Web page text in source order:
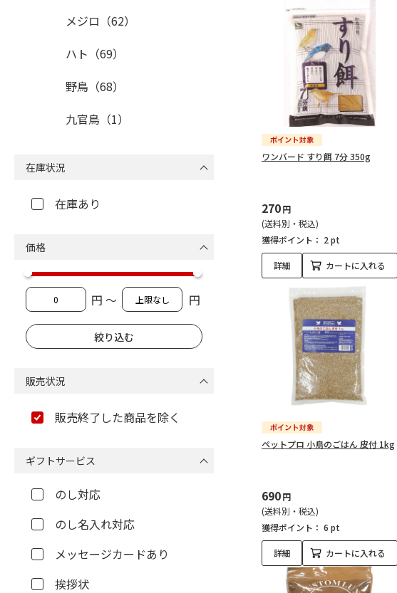
ワンバード すり餌 7分 350g
270円
(送料別・税込)
獲得ポイント： 2 pt
詳細 カートに入れる
ペットプロ 小鳥のごはん 皮付 1kg
690円
(送料別・税込)
獲得ポイント： 6 pt
詳細 カートに入れる
メジロ（62）
ハト（69）
野鳥（68）
九官鳥（1）
在庫状況
在庫あり
価格
円 ～ 円
販売状況
販売終了した商品を除く
ギフトサービス
のし対応
のし名入れ対応
メッセージカードあり
挨拶状